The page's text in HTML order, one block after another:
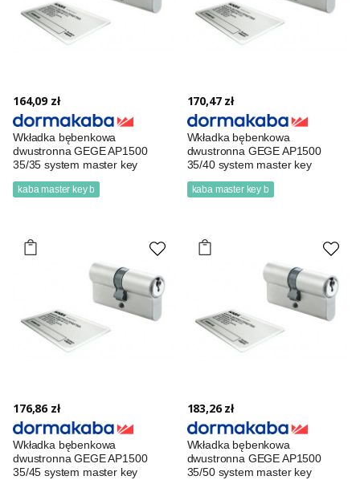
164,09 zł
Wkładka bębenkowa
dwustronna GEGE AP1500
35/35 system master key
kaba master key b
170,47 zł
Wkładka bębenkowa
dwustronna GEGE AP1500
35/40 system master key
kaba master key b
176,86 zł
Wkładka bębenkowa
dwustronna GEGE AP1500
35/45 system master key
183,26 zł
Wkładka bębenkowa
dwustronna GEGE AP1500
35/50 system master key